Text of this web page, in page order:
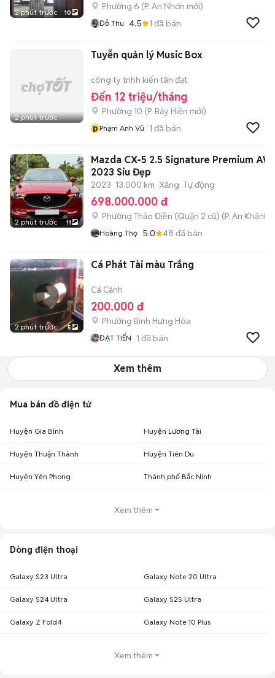
2 phút trước 10
Phường 6 (P. An Nhơn mới)
Đỗ Thu 4.5 1 đã bán
2 phút trước
Tuyễn quản lý Music Box
công ty tnhh kiến tân đạt
Đến 12 triệu/tháng
Phường 10 (P. Bảy Hiền mới)
pPhạm Anh Vũ 1 đã bán
2 phút trước 11
Mazda CX-5 2.5 Signature Premium
2023 Siu Đẹp
2023 13.000 km Xăng Tự động
698.000.000 đ
Phường Thảo Điền (Quận 2 cũ) (P. An Khánh
Hoàng Thọ 5.0 48 đã bán
2 phút trước 5
Cá Phát Tài màu Trắng
Cá Cảnh
200.000 đ
Phường Bình Hưng Hòa
ĐẠT TIẾN 1 đã bán
Xem thêm
Mua bán đồ điện tử
Huyện Gia Bình Huyện Lương Tài
Huyện Thuận Thành Huyện Tiên Du
Huyện Yên Phong Thành phố Bắc Ninh
Xem thêm
Dòng điện thoại
Galaxy S23 Ultra Galaxy Note 20 Ultra
Galaxy S24 Ultra Galaxy S25 Ultra
Galaxy Z Fold4 Galaxy Note 10 Plus
Xem thêm